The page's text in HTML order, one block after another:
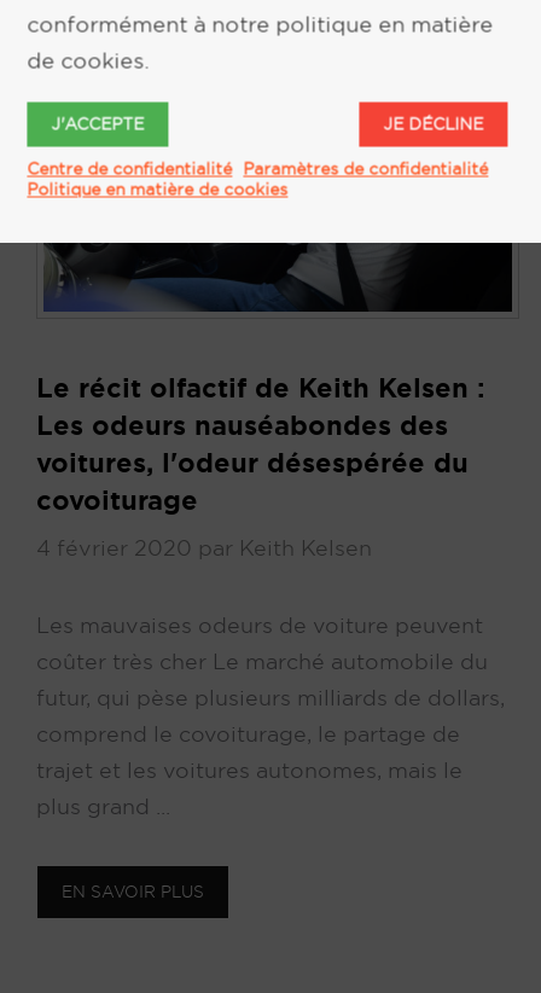
Le récit olfactif de Keith Kelsen :
Les odeurs nauséabondes des
voitures, l'odeur désespérée du
covoiturage
4 février 2020 par Keith Kelsen
Les mauvaises odeurs de voiture peuvent
coûter très cher Le marché automobile du
futur, qui pèse plusieurs milliards de dollars,
comprend le covoiturage, le partage de
trajet et les voitures autonomes, mais le
plus grand ...
EN SAVOIR PLUS
conformément à notre politique en matière
de cookies.
J'ACCEPTE JE DÉCLINE
Centre de confidentialité Paramètres de confidentialité
Politique en matière de cookies